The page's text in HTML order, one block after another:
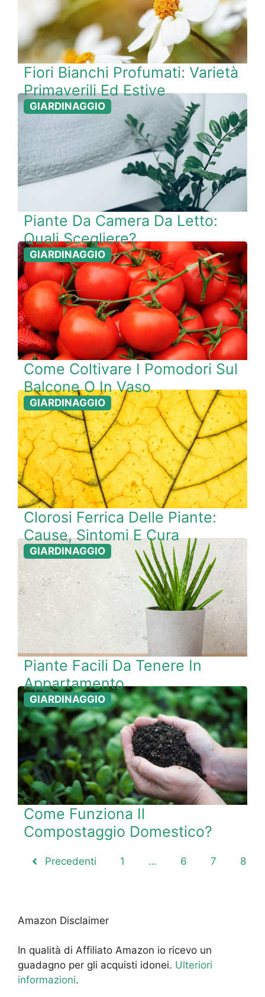
Fiori Bianchi Profumati: Varietà
Primaverili Ed Estive
GIARDINAGGIO
Piante Da Camera Da Letto:
Quali Scegliere?
GIARDINAGGIO
Come Coltivare I Pomodori Sul
Balcone O In Vaso
GIARDINAGGIO
Clorosi Ferrica Delle Piante:
Cause, Sintomi E Cura
GIARDINAGGIO
Piante Facili Da Tenere In
Appartamento
GIARDINAGGIO
Come Funziona Il
Compostaggio Domestico?
Precedenti 1 … 6 7 8
Amazon Disclaimer
In qualità di Affiliato Amazon io ricevo un
guadagno per gli acquisti idonei. Ulteriori
informazioni.